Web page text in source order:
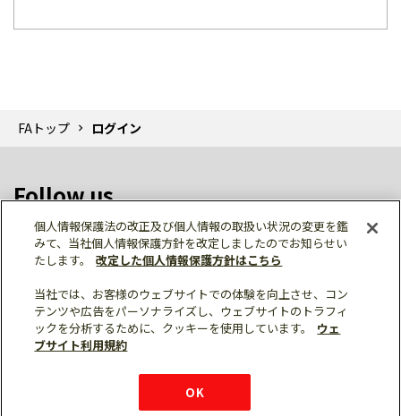
FAトップ ログイン
Follow us
個人情報保護 利用規約
ご利用にあたって
サイトマップ
三菱電機トップ
個人情報保護法の改正及び個人情報の取扱い状況の変更を鑑
みて、当社個人情報保護方針を改定しましたのでお知らせい
たします。
改定した個人情報保護方針はこちら
当社では、お客様のウェブサイトでの体験を向上させ、コン
テンツや広告をパーソナライズし、ウェブサイトのトラフィ
ックを分析するために、クッキーを使用しています。
ウェ
ブサイト利用規約
OK
チャットサービス